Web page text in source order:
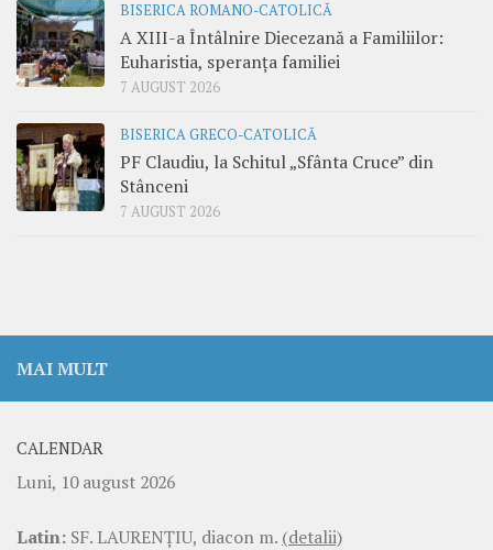
BISERICA ROMANO-CATOLICĂ
A XIII-a Întâlnire Diecezană a Familiilor:
Euharistia, speranța familiei
7 AUGUST 2026
BISERICA GRECO-CATOLICĂ
PF Claudiu, la Schitul „Sfânta Cruce” din
Stânceni
7 AUGUST 2026
MAI MULT
CALENDAR
Luni, 10 august 2026
Latin: SF. LAURENŢIU, diacon m. (detalii)